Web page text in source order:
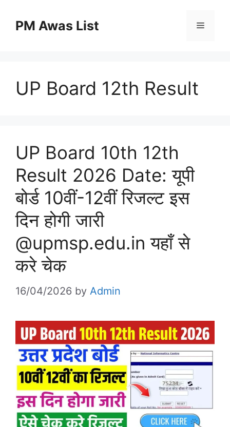
PM Awas List Menu
UP Board 12th Result
UP Board 10th 12th
Result 2026 Date: यूपी
बोर्ड 10वीं-12वीं रिजल्ट इस
दिन होगी जारी
@upmsp.edu.in यहाँ से
करे चेक
16/04/2026 by Admin